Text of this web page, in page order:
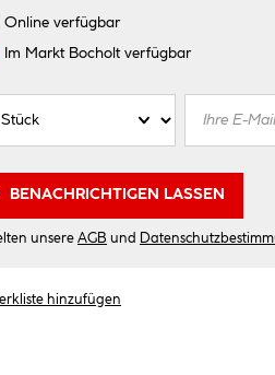
Online verfügbar
Im Markt Bocholtverfügbar
BENACHRICHTIGEN LASSEN
unsere AGB und
hinzufügen